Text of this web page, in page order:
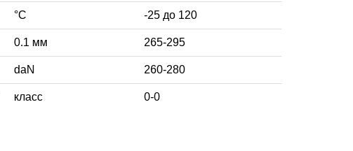
°C -25 до 120
0.1 мм 265-295
daN 260-280
класс 0-0